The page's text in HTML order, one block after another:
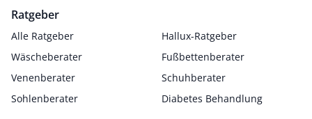
Ratgeber
Alle Ratgeber
Hallux-Ratgeber
Wäscheberater
Fußbettenberater
Venenberater
Schuhberater
Sohlenberater
Diabetes Behandlung